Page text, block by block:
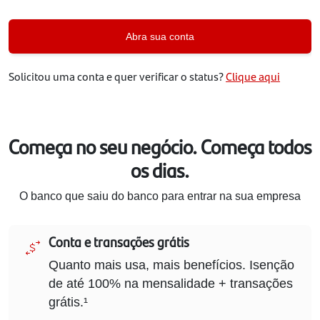
Abra sua conta
Solicitou uma conta e quer verificar o status?Clique aqui
Começa no seu negócio. Começa todos
os dias.
O banco que saiu do banco para entrar na sua empresa
Conta e transações grátis
Quanto mais usa, mais benefícios. Isenção
de até 100% na mensalidade + transações
grátis.¹